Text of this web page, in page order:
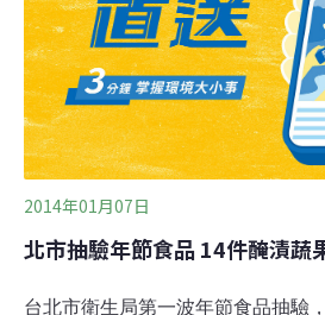
於品質佳、有機又無毒，常常一推
2014年01月07日
北市抽驗年節食品 14件醃漬蔬
台北市衛生局第一波年節食品抽驗